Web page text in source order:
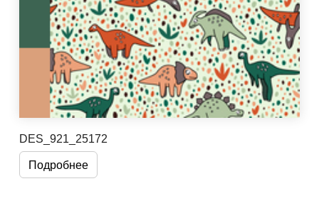
DES_921_25172
Подробнее